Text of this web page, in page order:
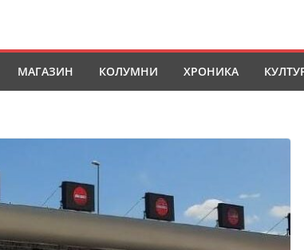
МАГАЗИН КОЛУМНИ ХРОНИКА